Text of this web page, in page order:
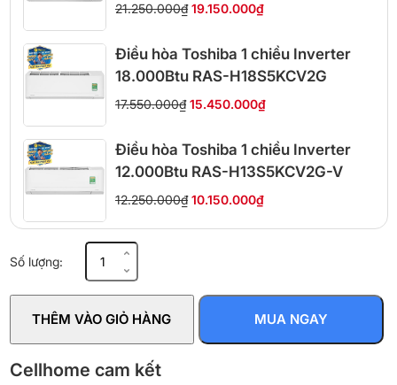
21.250.000₫ 19.150.000₫
Điều hòa Toshiba 1 chiều Inverter
18.000Btu RAS-H18S5KCV2G
17.550.000₫ 15.450.000₫
Điều hòa Toshiba 1 chiều Inverter
12.000Btu RAS-H13S5KCV2G-V
12.250.000₫ 10.150.000₫
Số lượng:
Máy
lạnh
Daikin
Inverter
HP
THÊM VÀO GIỎ HÀNG MUA NGAY
Cellhome cam kết